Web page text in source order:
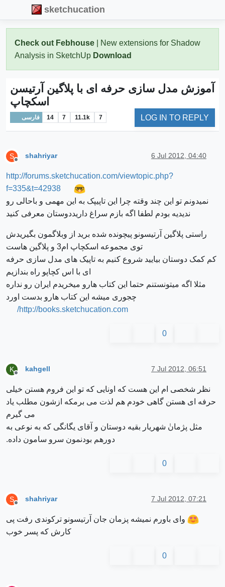
sketchucation
Check out Febhouse | New extensions for Shadow
Analysis in SketchUp Download
آموزش مدل سازی حرفه ای با پلاگین آرتیسن
اسکچاپ
فارسی 14 7 11.1k 7 LOG IN TO REPLY
S
Offline
shahriyar 6 Jul 2012, 04:40
http://forums.sketchucation.com/viewtopic.php?
f=335&t=42938
نمیدونم تو این چند وقته چرا این تاپیپک به این مهمی و باحالی رو
ندیدیه بودم لطفا اگه بازم سراغ داریددوستان معرفی کنید
راستی پلاگین آرتیسونو پیچونده شده برید از وبلاگمون بگیریدش
توی مجموعه اسکچاپ ام3 و پلاگین هاست
کم کمک دوستان بیایید شروع کنیم به تاپیک های مدل سازی حرفه
ای با اس کچاپو راه بندازیم
مثلا اگه میتونستنم حتما این کتاب هارو میخریدم ایران رو نداره
چجوری میشه این کتاب هارو بدست اورد
http://books.sketchucation.com/
0
K
Offline
kahgell 7 Jul 2012, 06:51
نظر شخصی ام این هست که اونایی که تو این فروم هستن خیلی
حرفه ای هستن گاهی خودم هم لذت می برمکه ازشون مطلب یاد
می گیرم
مثل پژمانٰ شهریار بقیه دوستان و آقای یگانگی که به نوعی به
دورهم بودنمون سرو سامون داده.
0
S
Offline
shahriyar 7 Jul 2012, 07:21
وای باورم نمیشه پزمان جان آرتیسونو ترکوندی رفت پی
کارش که پسر خوب
0